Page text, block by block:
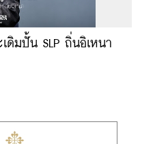
ดิมปั้น SLP ถิ่นอิเหนา